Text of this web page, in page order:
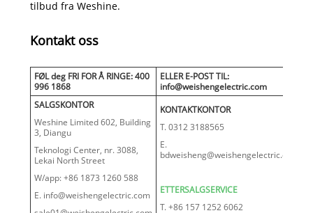
tilbud fra Weshine.
Kontakt oss
FØL deg FRI FOR Å RINGE: 400
996 1868
ELLER E-POST TIL:
info@weishengelectric.com
SALGSKONTOR
Weshine Limited 602, Building
3, Diangu
Teknologi Center, nr. 3088,
Lekai North Street
W/app: +86 1873 1260 588
E. info@weishengelectric.com
KONTAKTKONTOR
T. 0312 3188565
E.
bdweisheng@weishengelectric.com
ETTERSALGSERVICE
T. +86 157 1252 6062